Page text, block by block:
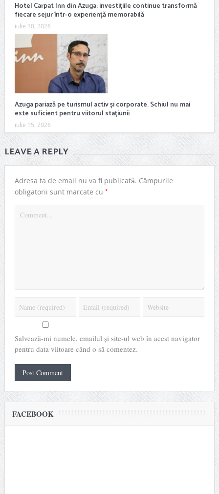
Hotel Carpat Inn din Azuga: investițiile continue transformă
fiecare sejur într-o experiență memorabilă
iulie 30, 2026
Azuga pariază pe turismul activ și corporate. Schiul nu mai
este suficient pentru viitorul stațiunii
iulie 15, 2026
LEAVE A REPLY
Adresa ta de email nu va fi publicată. Câmpurile
obligatorii sunt marcate cu *
Salvează-mi numele, emailul și site-ul web în acest navigator
pentru data viitoare când o să comentez.
FACEBOOK